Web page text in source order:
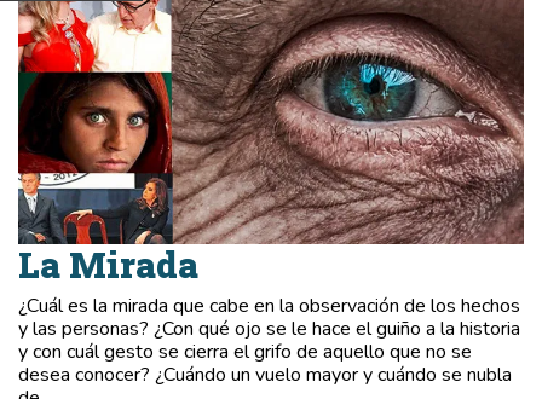
La Mirada
¿Cuál es la mirada que cabe en la observación de los hechos
y las personas? ¿Con qué ojo se le hace el guiño a la historia
y con cuál gesto se cierra el grifo de aquello que no se
desea conocer? ¿Cuándo un vuelo mayor y cuándo se nubla